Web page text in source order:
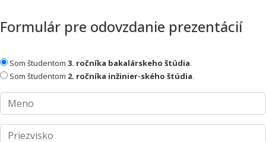
Formulár pre odovzdanie prezentácií
Som študentom 3. ročníka bakalárskeho štúdia.
Som študentom 2. ročníka inžinier-ského štúdia.
Meno
Priezvisko